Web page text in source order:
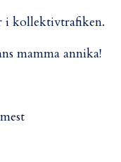
i kollektivtrafiken.
mamma annika!